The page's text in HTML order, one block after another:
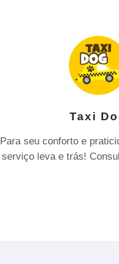
Taxi
Para seu conforto e
serviço leva e trás!